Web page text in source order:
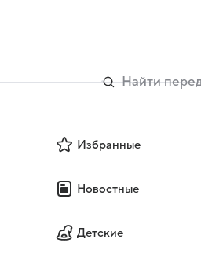
Избранные
Новостные
Детские